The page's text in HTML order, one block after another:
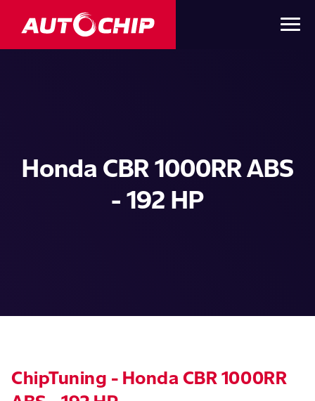
Honda CBR 1000RR ABS
- 192 HP
ChipTuning - Honda CBR 1000RR